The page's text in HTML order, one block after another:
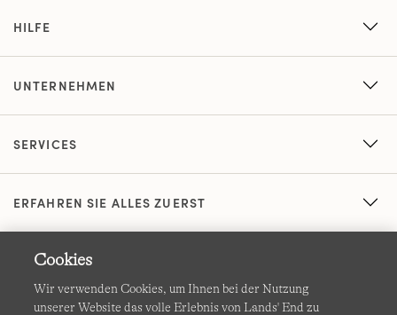
HILFE
UNTERNEHMEN
SERVICES
ERFAHREN SIE ALLES ZUERST
Cookies
Wir verwenden Cookies, um Ihnen bei der Nutzung
unserer Website das volle Erlebnis von Lands' End zu